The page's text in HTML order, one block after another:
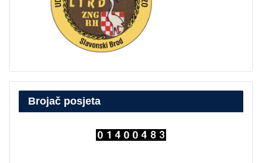
Brojač posjeta